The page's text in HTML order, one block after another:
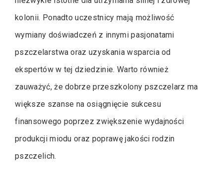
kolonii. Ponadto uczestnicy mają możliwość
wymiany doświadczeń z innymi pasjonatami
pszczelarstwa oraz uzyskania wsparcia od
ekspertów w tej dziedzinie. Warto również
zauważyć, że dobrze przeszkolony pszczelarz ma
większe szanse na osiągnięcie sukcesu
finansowego poprzez zwiększenie wydajności
produkcji miodu oraz poprawę jakości rodzin
pszczelich.